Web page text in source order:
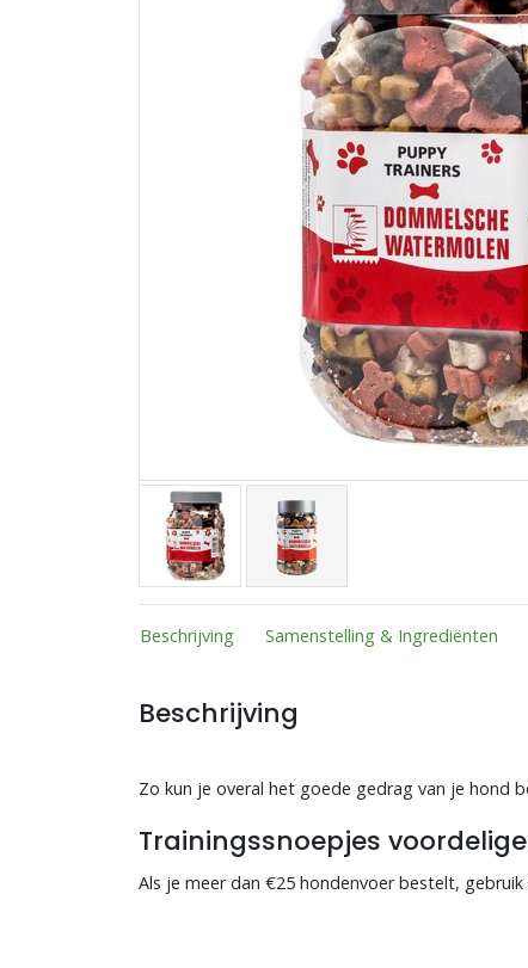
Beschrijving Samenstelling & Ingrediënten
Beschrijving
Zo kun je overal het goede gedrag van je hond
Trainingssnoepjes
Als je meer dan €25 hondenvoer bestelt,